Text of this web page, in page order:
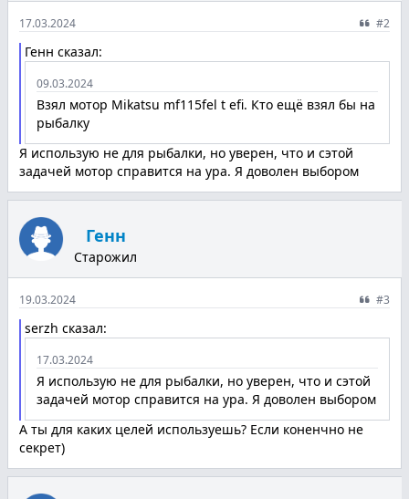
17.03.2024 #2
Генн сказал:
09.03.2024
Взял мотор Mikatsu mf115fel t efi. Кто ещё взял бы на
рыбалку
Я использую не для рыбалки, но уверен, что и сэтой
задачей мотор справится на ура. Я доволен выбором
Генн
Старожил
19.03.2024 #3
serzh сказал:
17.03.2024
Я использую не для рыбалки, но уверен, что и сэтой
задачей мотор справится на ура. Я доволен выбором
А ты для каких целей используешь? Если коненчно не
секрет)